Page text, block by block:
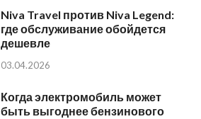
Niva Travel против Niva Legend:
где обслуживание обойдется
дешевле
03.04.2026
Когда электромобиль может
быть выгоднее бензинового